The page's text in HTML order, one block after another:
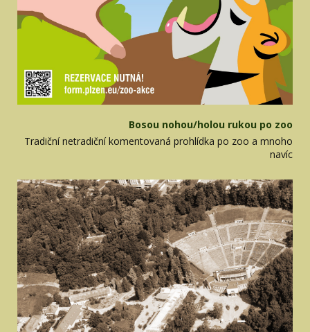
Bosou nohou/holou rukou po zoo
Tradiční netradiční komentovaná prohlídka po zoo a mnoho
navíc